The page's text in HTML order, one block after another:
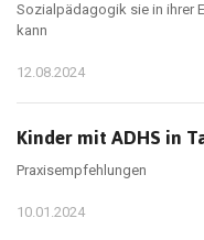
Sozialpädagogik sie in ihrer
kann
12.08.2024
Kinder mit ADHS in
Praxisempfehlungen
10.01.2024